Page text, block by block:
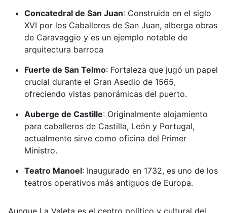
Concatedral de San Juan: Construida en el siglo
XVI por los Caballeros de San Juan, alberga obras
de Caravaggio y es un ejemplo notable de
arquitectura barroca
Fuerte de San Telmo: Fortaleza que jugó un papel
crucial durante el Gran Asedio de 1565,
ofreciendo vistas panorámicas del puerto.
Auberge de Castille: Originalmente alojamiento
para caballeros de Castilla, León y Portugal,
actualmente sirve como oficina del Primer
Ministro.
Teatro Manoel: Inaugurado en 1732, es uno de los
teatros operativos más antiguos de Europa.